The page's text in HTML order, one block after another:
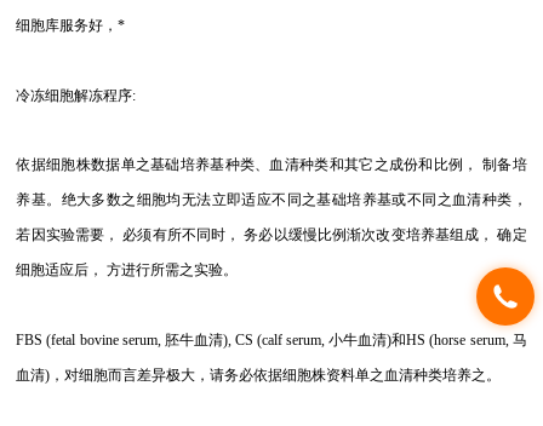
细胞库服务好，*
冷冻细胞解冻程序:
依据细胞株数据单之基础培养基种类、血清种类和其它之成份和比例， 制备培
养基。绝大多数之细胞均无法立即适应不同之基础培养基或不同之血清种类，
若因实验需要， 必须有所不同时， 务必以缓慢比例渐次改变培养基组成， 确定
细胞适应后， 方进行所需之实验。
FBS (fetal bovine serum, 胚牛血清), CS (calf serum, 小牛血清)和HS (horse serum, 马
血清)，对细胞而言差异极大，请务必依据细胞株资料单之血清种类培养之。